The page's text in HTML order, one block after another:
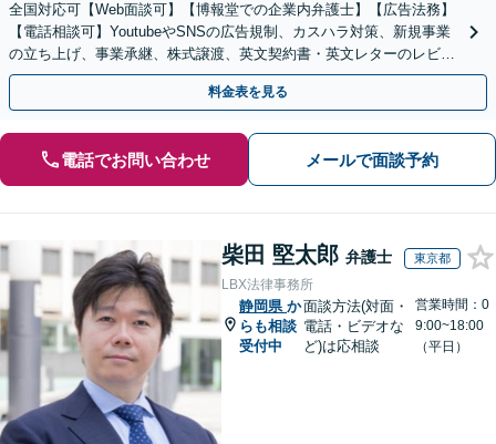
全国対応可【Web面談可】【博報堂での企業内弁護士】【広告法務】
【電話相談可】YoutubeやSNSの広告規制、カスハラ対策、新規事業
の立ち上げ、事業承継、株式譲渡、英文契約書・英文レターのレビュ
ー・ドラフトなどに対応。
料金表を見る
電話でお問い合わせ メールで面談予約
柴田 堅太郎 弁護士 東京都
LBX法律事務所
静岡県 か
らも相談
受付中
面談方法(対面・
電話・ビデオな
ど)は応相談
営業時間：0
9:00~18:00
（平日）